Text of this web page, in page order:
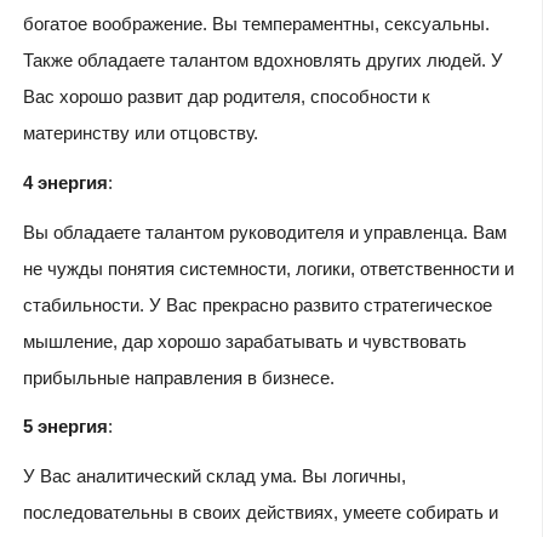
богатое воображение. Вы темпераментны, сексуальны.
Также обладаете талантом вдохновлять других людей. У
Вас хорошо развит дар родителя, способности к
материнству или отцовству.
4 энергия:
Вы обладаете талантом руководителя и управленца. Вам
не чужды понятия системности, логики, ответственности и
стабильности. У Вас прекрасно развито стратегическое
мышление, дар хорошо зарабатывать и чувствовать
прибыльные направления в бизнесе.
5 энергия:
У Вас аналитический склад ума. Вы логичны,
последовательны в своих действиях, умеете собирать и